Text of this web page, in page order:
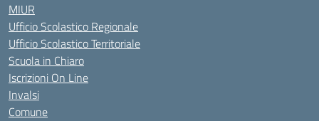
MIUR
Ufficio Scolastico Regionale
Ufficio Scolastico Territoriale
Scuola in Chiaro
Iscrizioni On Line
Invalsi
Comune